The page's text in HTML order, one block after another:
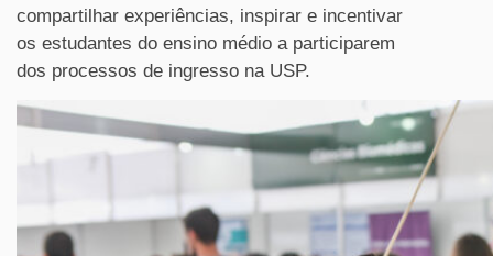
compartilhar experiências, inspirar e incentivar
os estudantes do ensino médio a participarem
dos processos de ingresso na USP.